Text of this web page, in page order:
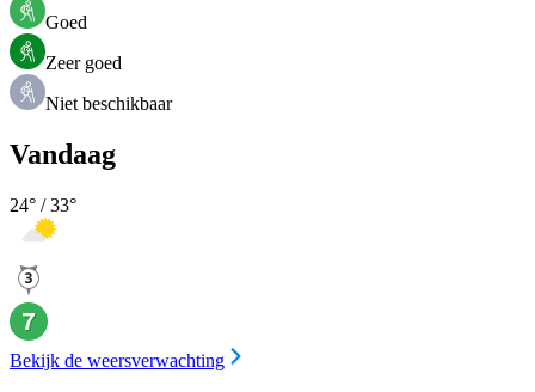
Goed
Zeer goed
Niet beschikbaar
Vandaag
24° /33°
Bekijk de weersverwachting